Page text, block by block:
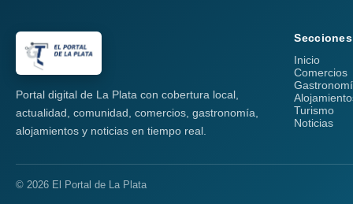
Portal digital de La Plata con cobertura local,
actualidad, comunidad, comercios, gastronomía,
alojamientos y noticias en tiempo real.
Secciones
Inicio
Comercios
Turismo
Noticias
© 2026 El Portal de La Plata